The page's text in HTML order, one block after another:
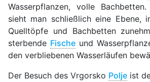
Wasserpflanzen, volle
sieht man schließlich eine Ebene,
Quelltöpfe und Bachbetten
sterbende Fischeund
den verbliebenen Wasserläufen
Der Besuch des Vrgorsko Polje ist